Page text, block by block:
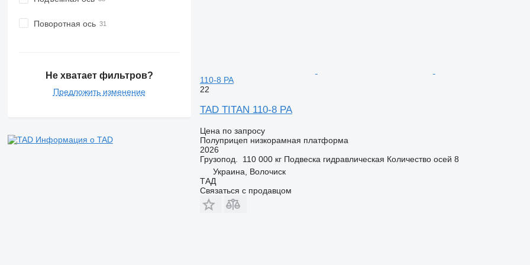
Поворотная ось
Не хватает фильтров?
Предложить изменение
Информация о TAD
110-8 PA
22
TAD TITAN 110-8 PA
Цена по запросу
Полуприцеп низкорамная платформа
2026
Грузопод.
110 000 кг Подвеска гидравлическая Количество осей 8
Украина, Волочиск
ТАД
Связаться с продавцом